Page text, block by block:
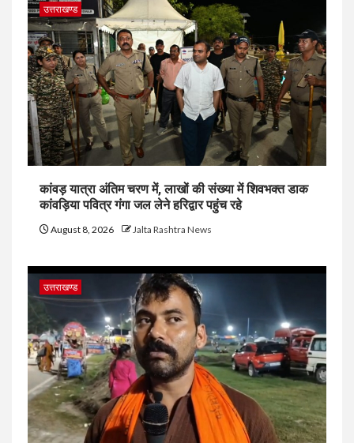
उत्तराखण्ड
कांवड़ यात्रा अंतिम चरण में, लाखों की संख्या में शिवभक्त डाक
कांवड़िया पवित्र गंगा जल लेने हरिद्वार पहुंच रहे
August 8, 2026 Jalta Rashtra News
उत्तराखण्ड